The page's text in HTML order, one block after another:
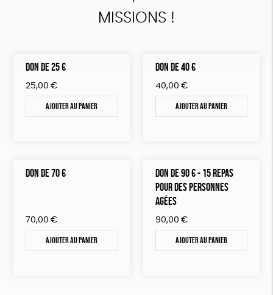
MISSIONS !
DON DE 25 €
25,00 €
Ajouter au panier
DON DE 40 €
40,00 €
Ajouter au panier
DON DE 70 €
70,00 €
Ajouter au panier
DON DE 90 € - 15 REPAS
POUR DES PERSONNES
AGÉES
90,00 €
Ajouter au panier